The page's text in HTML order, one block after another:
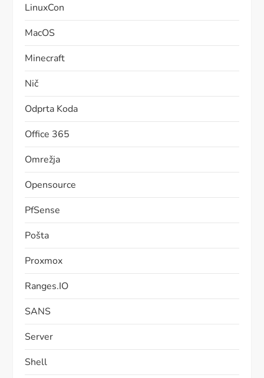
LinuxCon
MacOS
Minecraft
Nič
Odprta Koda
Office 365
Omrežja
Opensource
PfSense
Pošta
Proxmox
Ranges.IO
SANS
Server
Shell